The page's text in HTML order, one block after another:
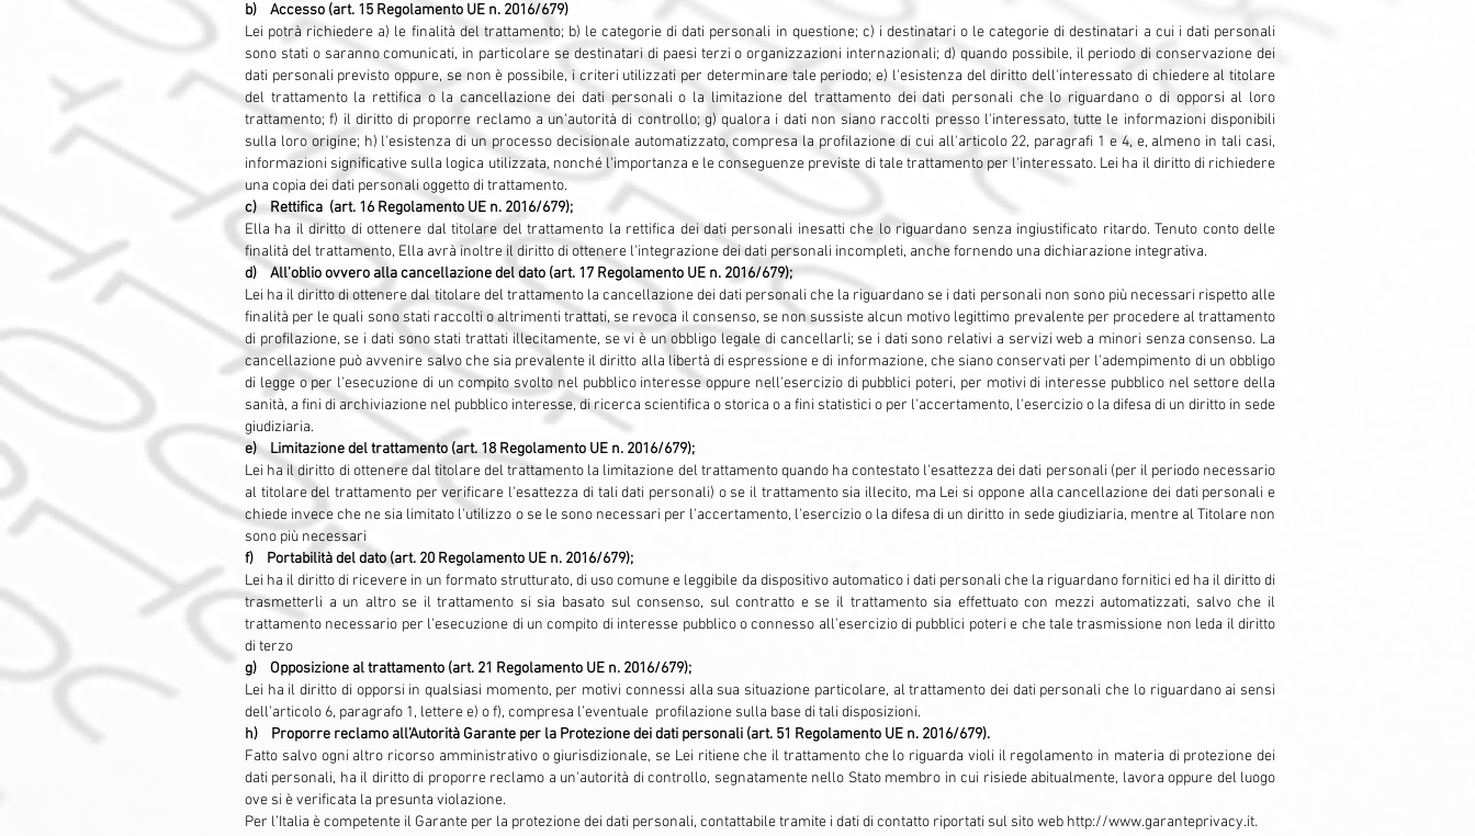
b) Accesso (art. 15 Regolamento UE n. 2016/679)
Lei potrà richiedere a) le finalità del trattamento; b) le categorie di dati personali in questione; c) i destinatari o le categorie di destinatari a cui i dati personali
sono stati o saranno comunicati, in particolare se destinatari di paesi terzi o organizzazioni internazionali; d) quando possibile, il periodo di conservazione dei
dati personali previsto oppure, se non è possibile, i criteri utilizzati per determinare tale periodo; e) l'esistenza del diritto dell'interessato di chiedere al titolare
del trattamento la rettifica o la cancellazione dei dati personali o la limitazione del trattamento dei dati personali che lo riguardano o di opporsi al loro
trattamento; f) il diritto di proporre reclamo a un'autorità di controllo; g) qualora i dati non siano raccolti presso l'interessato, tutte le informazioni disponibili
sulla loro origine; h) l'esistenza di un processo decisionale automatizzato, compresa la profilazione di cui all'articolo 22, paragrafi 1 e 4, e, almeno in tali casi,
informazioni significative sulla logica utilizzata, nonché l'importanza e le conseguenze previste di tale trattamento per l'interessato. Lei ha il diritto di richiedere
una copia dei dati personali oggetto di trattamento.
c) Rettifica (art. 16 Regolamento UE n. 2016/679);
Ella ha il diritto di ottenere dal titolare del trattamento la rettifica dei dati personali inesatti che lo riguardano senza ingiustificato ritardo. Tenuto conto delle
finalità del trattamento, Ella avrà inoltre il diritto di ottenere l'integrazione dei dati personali incompleti, anche fornendo una dichiarazione integrativa.
d) All’oblio ovvero alla cancellazione del dato (art. 17 Regolamento UE n. 2016/679);
Lei ha il diritto di ottenere dal titolare del trattamento la cancellazione dei dati personali che la riguardano se i dati personali non sono più necessari rispetto alle
finalità per le quali sono stati raccolti o altrimenti trattati, se revoca il consenso, se non sussiste alcun motivo legittimo prevalente per procedere al trattamento
di profilazione, se i dati sono stati trattati illecitamente, se vi è un obbligo legale di cancellarli; se i dati sono relativi a servizi web a minori senza consenso. La
cancellazione può avvenire salvo che sia prevalente il diritto alla libertà di espressione e di informazione, che siano conservati per l'adempimento di un obbligo
di legge o per l'esecuzione di un compito svolto nel pubblico interesse oppure nell'esercizio di pubblici poteri, per motivi di interesse pubblico nel settore della
sanità, a fini di archiviazione nel pubblico interesse, di ricerca scientifica o storica o a fini statistici o per l'accertamento, l'esercizio o la difesa di un diritto in sede
giudiziaria.
e) Limitazione del trattamento (art. 18 Regolamento UE n. 2016/679);
Lei ha il diritto di ottenere dal titolare del trattamento la limitazione del trattamento quando ha contestato l'esattezza dei dati personali (per il periodo necessario
al titolare del trattamento per verificare l'esattezza di tali dati personali) o se il trattamento sia illecito, ma Lei si oppone alla cancellazione dei dati personali e
chiede invece che ne sia limitato l'utilizzo o se le sono necessari per l'accertamento, l'esercizio o la difesa di un diritto in sede giudiziaria, mentre al Titolare non
sono più necessari
f) Portabilità del dato (art. 20 Regolamento UE n. 2016/679);
Lei ha il diritto di ricevere in un formato strutturato, di uso comune e leggibile da dispositivo automatico i dati personali che la riguardano fornitici ed ha il diritto di
trasmetterli a un altro se il trattamento si sia basato sul consenso, sul contratto e se il trattamento sia effettuato con mezzi automatizzati, salvo che il
trattamento necessario per l'esecuzione di un compito di interesse pubblico o connesso all'esercizio di pubblici poteri e che tale trasmissione non leda il diritto
di terzo
g) Opposizione al trattamento (art. 21 Regolamento UE n. 2016/679);
Lei ha il diritto di opporsi in qualsiasi momento, per motivi connessi alla sua situazione particolare, al trattamento dei dati personali che lo riguardano ai sensi
dell'articolo 6, paragrafo 1, lettere e) o f), compresa l’eventuale profilazione sulla base di tali disposizioni.
h) Proporre reclamo all’Autorità Garante per la Protezione dei dati personali (art. 51 Regolamento UE n. 2016/679).
Fatto salvo ogni altro ricorso amministrativo o giurisdizionale, se Lei ritiene che il trattamento che lo riguarda violi il regolamento in materia di protezione dei
dati personali, ha il diritto di proporre reclamo a un'autorità di controllo, segnatamente nello Stato membro in cui risiede abitualmente, lavora oppure del luogo
ove si è verificata la presunta violazione.
Per l’Italia è competente il Garante per la protezione dei dati personali, contattabile tramite i dati di contatto riportati sul sito web http://www.garanteprivacy.it.